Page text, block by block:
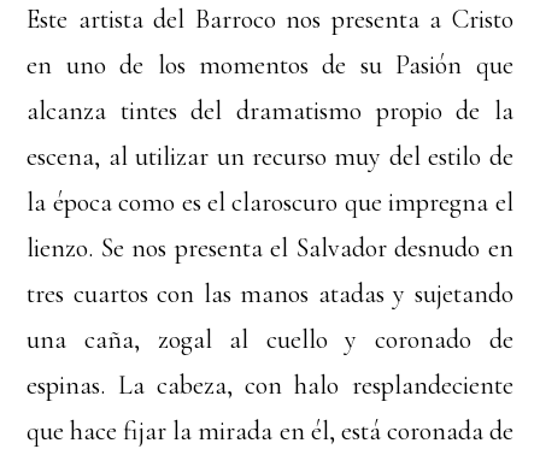
Este artista del Barroco nos presenta a Cristo
en uno de los momentos de su Pasión que
alcanza tintes del dramatismo propio de la
escena, al utilizar un recurso muy del estilo de
la época como es el claroscuro que impregna el
lienzo. Se nos presenta el Salvador desnudo en
tres cuartos con las manos atadas y sujetando
una caña, zogal al cuello y coronado de
espinas. La cabeza, con halo resplandeciente
que hace fijar la mirada en él, está coronada de